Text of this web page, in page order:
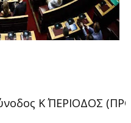
Κ΄ ΠΕΡΙΟΔΟΣ